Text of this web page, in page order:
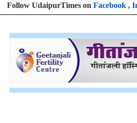
Follow UdaipurTimes on Facebook ,